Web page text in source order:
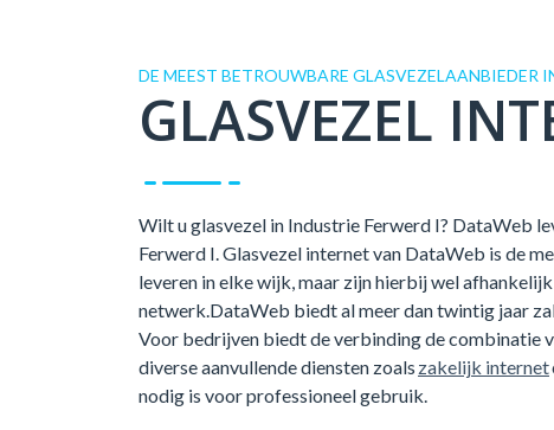
DE MEEST BETROUWBARE GLASVEZELAANBIEDER
GLASVEZEL
Wilt u glasvezel in Industrie Ferwerd I? DataWeb
Ferwerd I. Glasvezel internet van DataWeb is de
leveren in elke wijk, maar zijn hierbij wel
netwerk.DataWeb biedt al meer dan twintig jaar
Voor bedrijven biedt de verbinding de combinatie
diverse aanvullende diensten zoals zakelijk internet
nodig is voor professioneel gebruik.